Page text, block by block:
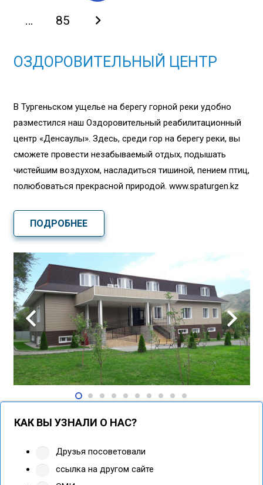
… 85
ОЗДОРОВИТЕЛЬНЫЙ ЦЕНТР
В Тургеньском ущелье на берегу горной реки удобно
разместился наш Оздоровительный реабилитационный
центр «Денсаулық». Здесь, среди гор на берегу реки, вы
сможете провести незабываемый отдых, подышать
чистейшим воздухом, насладиться тишиной, пением птиц,
полюбоваться прекрасной природой. www.spaturgen.kz
ПОДРОБНЕЕ
КАК ВЫ УЗНАЛИ О НАС?
Друзья посоветовали
ссылка на другом сайте